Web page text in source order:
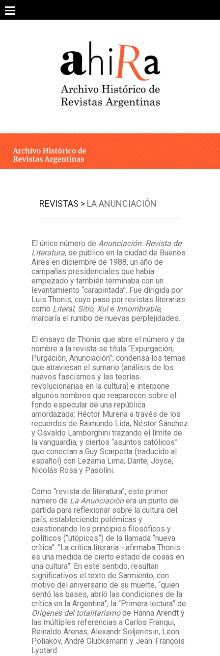
content
ARCHIVO DE REVISTAS
ESTUDIOS CRÍTICOS
INTEGRANTES
Facebook
Instagram
Twitter
Mail
REVISTAS > LA ANUNCIACIÓN
El único número deAnunciación. Revista de
Literatura, se publicó en la ciudad de Buenos
Aires en diciembre de 1988, un año de
campañas presidenciales que había
empezado y también terminaba con un
levantamiento “carapintada”. Fue dirigida por
Luis Thonis, cuyo paso por revistas literarias
como Literal, Sitio,Xule Innombrable,
marcaría el rumbo de nuevas perplejidades.
El ensayo de Thonis que abre el número y da
nombre a la revista se titula “Expurgación,
Purgación, Anunciación”; condensa los temas
que atraviesan el sumario (análisis de los
nuevos fascismos y las teorías
revolucionarias en la cultura) e interpone
algunos nombres que reaparecen sobre el
fondo especular de una república
amordazada: Héctor Murena a través de los
recuerdos de Raimundo Lida, Néstor Sánchez
y Osvaldo Lamborghini trazando el límite de
la vanguardia, y ciertos “asuntos católicos”
que conectan a Guy Scarpetta (traducido al
español) con Lezama Lima, Dante, Joyce,
Nicolás Rosa y Pasolini.
Como “revista de literatura”, este primer
número de La Anunciaciónera un punto de
partida para reflexionar sobre la cultura del
país, estableciendo polémicas y
cuestionando los principios filosóficos y
políticos (“utópicos”) de la llamada “nueva
crítica”. “La crítica literaria –afirmaba Thonis–
es una medida de cierto estado de cosas en
una cultura”. En este sentido, resultan
significativos el texto de Sarmiento, con
motivo del aniversario de su muerte, “quien
sentó las bases, abrió las condiciones de la
crítica en la Argentina”, la “Primera lectura” de
Orígenes del totalitarismode Hanna Arendt y
las múltiples referencias a Carlos Franqui,
Reinaldo Arenas, Alexandr Soljenitsin, Leon
Poliakov, André Glucksmann y Jean-François
Lyotard.